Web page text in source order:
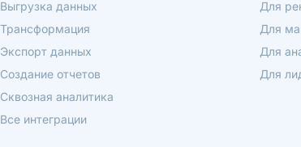
Выгрузка данных
Трансформация
Экспорт данных
Создание отчетов
Сквозная аналитика
Все интеграции
Для
Для
Для
Для